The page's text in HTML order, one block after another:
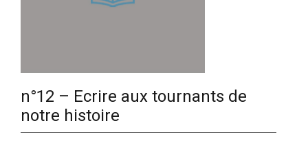
n°12 – Ecrire aux tournants de
notre histoire